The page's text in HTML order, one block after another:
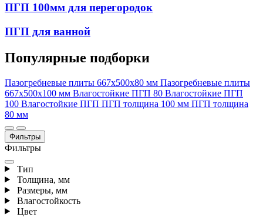
ПГП 100мм для перегородок
ПГП для ванной
Популярные подборки
Пазогребневые плиты 667x500x80 мм Пазогребневые плиты
667х500х100 мм Влагостойкие ПГП 80 Влагостойкие ПГП
100 Влагостойкие ПГП ПГП толщина 100 мм ПГП толщина
80 мм
Фильтры
Фильтры
Тип
Толщина, мм
Размеры, мм
Влагостойкость
Цвет